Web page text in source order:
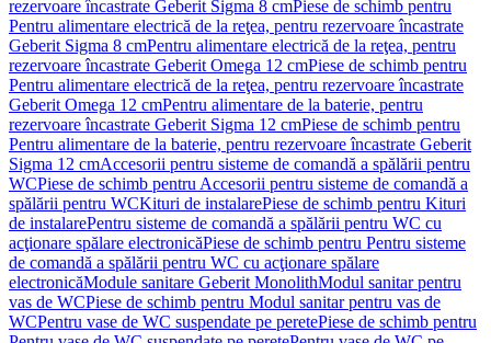
rezervoare încastrate Geberit Sigma 8 cmPiese de schimb pentru
Pentru alimentare electrică de la reţea, pentru rezervoare încastrate
Geberit Sigma 8 cmPentru alimentare electrică de la reţea, pentru
rezervoare încastrate Geberit Omega 12 cmPiese de schimb pentru
Pentru alimentare electrică de la reţea, pentru rezervoare încastrate
Geberit Omega 12 cmPentru alimentare de la baterie, pentru
rezervoare încastrate Geberit Sigma 12 cmPiese de schimb pentru
Pentru alimentare de la baterie, pentru rezervoare încastrate Geberit
Sigma 12 cmAccesorii pentru sisteme de comandă a spălării pentru
WCPiese de schimb pentru Accesorii pentru sisteme de comandă a
spălării pentru WCKituri de instalarePiese de schimb pentru Kituri
de instalarePentru sisteme de comandă a spălării pentru WC cu
acţionare spălare electronicăPiese de schimb pentru Pentru sisteme
de comandă a spălării pentru WC cu acţionare spălare
electronicăModule sanitare Geberit MonolithModul sanitar pentru
vas de WCPiese de schimb pentru Modul sanitar pentru vas de
WCPentru vase de WC suspendate pe peretePiese de schimb pentru